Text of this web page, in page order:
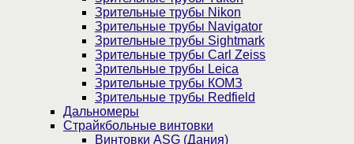
Зрительные трубы Nikon
Зрительные трубы Navigator
Зрительные трубы Sightmark
Зрительные трубы Carl Zeiss
Зрительные трубы Leica
Зрительные трубы КОМЗ
Зрительные трубы Redfield
Дальномеры
Страйкбольные винтовки
Винтовки ASG (Дания)